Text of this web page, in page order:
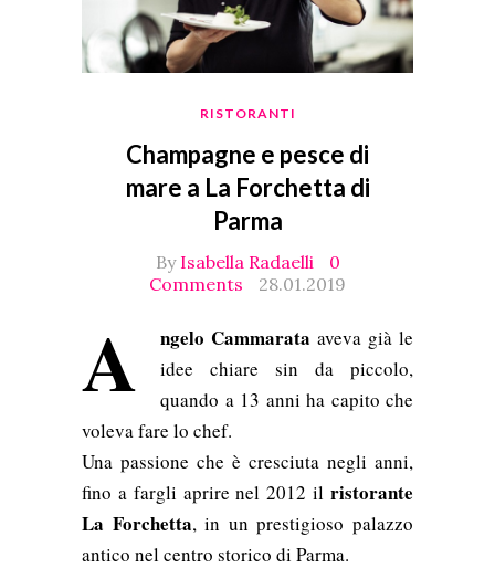
RISTORANTI
Champagne e pesce di
mare a La Forchetta di
Parma
By Isabella Radaelli
0
Comments
28.01.2019
A ngelo Cammarata aveva già le
idee chiare sin da piccolo,
quando a 13 anni ha capito che
voleva fare lo chef.
Una passione che è cresciuta negli anni,
fino a fargli aprire nel 2012 il ristorante
La Forchetta, in un prestigioso palazzo
antico nel centro storico di Parma.